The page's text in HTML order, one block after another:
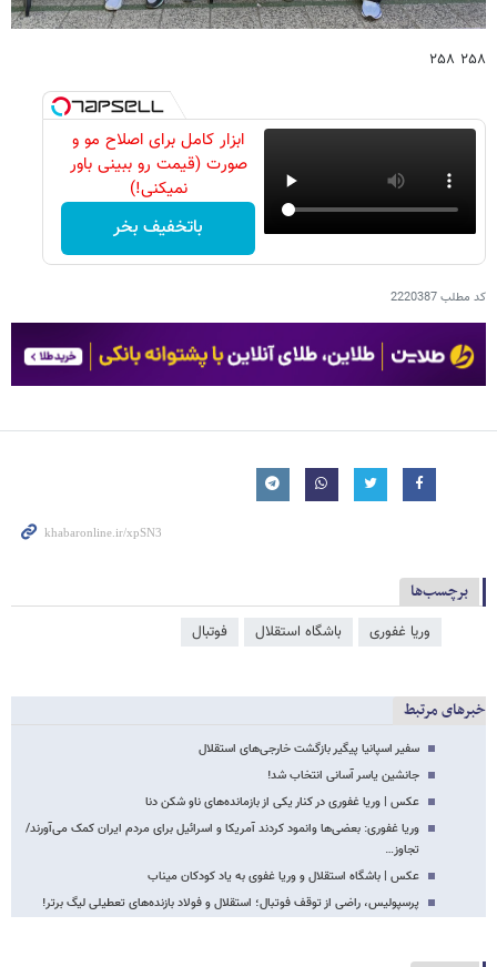
۲۵۸ ۲۵۸
ابزار کامل برای اصلاح مو و
صورت (قیمت رو ببینی باور
نمیکنی!)
باتخفیف بخر
کد مطلب2220387
برچسب‌ها
وریا غفوری باشگاه استقلال فوتبال
خبرهای مرتبط
سفیر اسپانیا پیگیر بازگشت خارجی‌های استقلال
جانشین یاسر آسانی انتخاب شد!
عکس | وریا غفوری در کنار یکی از بازمانده‌های ناو شکن دنا
وریا غفوری: بعضی‌ها وانمود کردند آمریکا و اسرائیل برای مردم ایران کمک می‌آورند/
تجاوز…
عکس | باشگاه استقلال و وریا غفوی به یاد کودکان میناب
پرسپولیس، راضی از توقف فوتبال؛ استقلال و فولاد بازنده‌های تعطیلی لیگ برتر!